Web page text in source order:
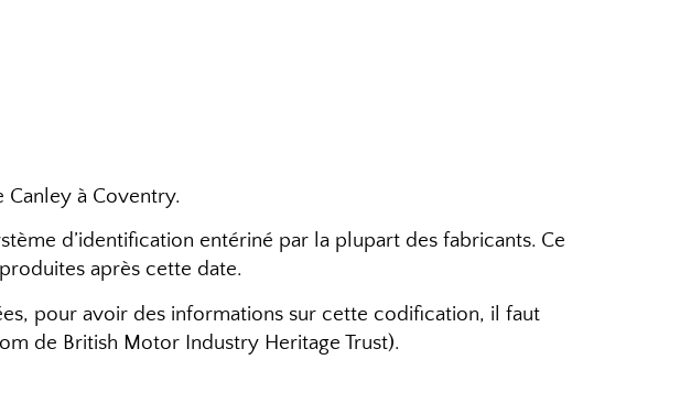
Canley à Coventry.
d’identification entériné par la plupart des fabricants. Ce
après cette date.
pour avoir des informations sur cette codification, il faut
de British Motor Industry Heritage Trust).